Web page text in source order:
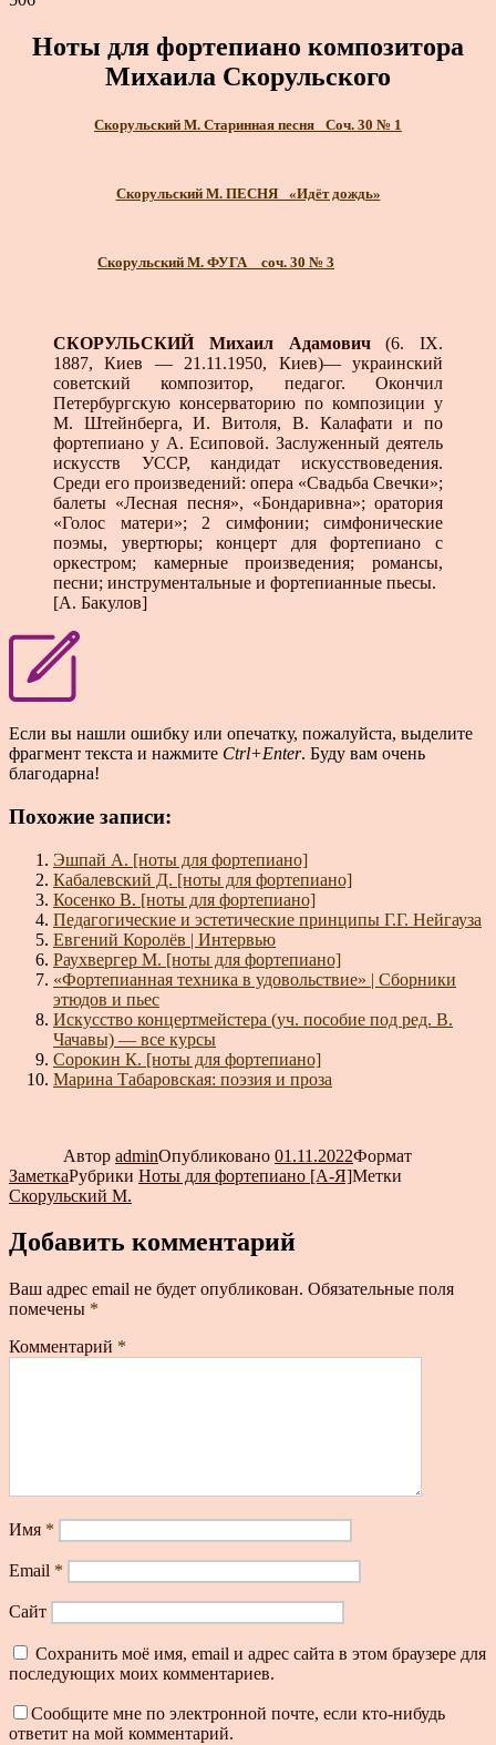
Ноты для фортепиано композитора
Михаила Скорульского
Скорульский М. Старинная песня_ Соч. 30 № 1
Скорульский М. ПЕСНЯ_ «Идёт дождь»
Скорульский М. ФУГА _ соч. 30 № 3
СКОРУЛЬСКИЙ Михаил Адамович(6. IX.
1887, Киев — 21.11.1950, Киев)— украинский
советский композитор, педагог. Окончил
Петербургскую консерваторию по композиции у
М. Штейнберга, И. Витоля, В. Калафати и по
фортепиано у А. Есиповой. Заслуженный деятель
искусств УССР, кандидат искусствоведения.
Среди его произведений: опера «Свадьба Свечки»;
балеты «Лесная песня», «Бондаривна»; оратория
«Голос матери»; 2 симфонии; симфонические
поэмы, увертюры; концерт для фортепиано с
оркестром; камерные произведения; романсы,
песни; инструментальные и фортепианные пьесы.
[А. Бакулов]
Если вы нашли ошибку или опечатку, пожалуйста, выделите
фрагмент текста и нажмите Ctrl+Enter. Буду вам очень
благодарна!
Похожие записи:
Эшпай А. [ноты для фортепиано]
Кабалевский Д. [ноты для фортепиано]
Косенко В. [ноты для фортепиано]
Педагогические и эстетические принципы Г.Г. Нейгауза
Евгений Королёв | Интервью
Раухвергер М. [ноты для фортепиано]
«Фортепианная техника в удовольствие» | Сборники
этюдов и пьес
Искусство концертмейстера (уч. пособие под ред. В.
Чачавы) — все курсы
Сорокин К. [ноты для фортепиано]
Марина Табаровская: поэзия и проза
Автор adminОпубликовано 01.11.2022Формат
ЗаметкаРубрики Ноты для фортепиано [А-Я]Метки
Скорульский М.
Добавить комментарий
Ваш адрес email не будет опубликован. Обязательные поля
помечены *
Комментарий *
Имя *
Email *
Сайт
Сохранить моё имя, email и адрес сайта в этом браузере для
последующих моих комментариев.
Сообщите мне по электронной почте, если кто-нибудь
ответит на мой комментарий.